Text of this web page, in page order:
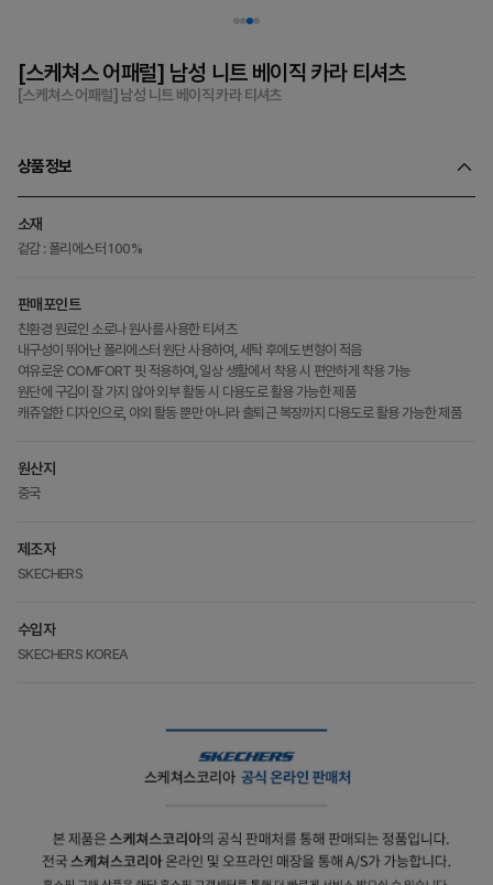
[스케쳐스 어패럴] 남성 니트 베이직 카라 티셔츠
[스케쳐스 어패럴] 남성 니트 베이직 카라 티셔츠
상품정보
소재
겉감 : 폴리에스터 100%
판매포인트
친환경 원료인 소로나 원사를 사용한 티셔츠
내구성이 뛰어난 폴리에스터 원단 사용하여, 세탁 후에도 변형이 적음
여유로운 COMFORT 핏 적용하여, 일상 생활에서 착용 시 편안하게 착용 가능
원단에 구김이 잘 가지 않아 외부 활동 시 다용도로 활용 가능한 제품
캐쥬얼한 디자인으로, 야외 활동 뿐만 아니라 출퇴근 복장까지 다용도로 활용 가능한 제품
원산지
중국
제조자
SKECHERS
수입자
SKECHERS KOREA